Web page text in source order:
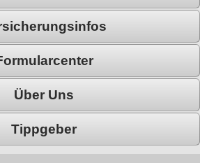
Über Uns
Tippgeber